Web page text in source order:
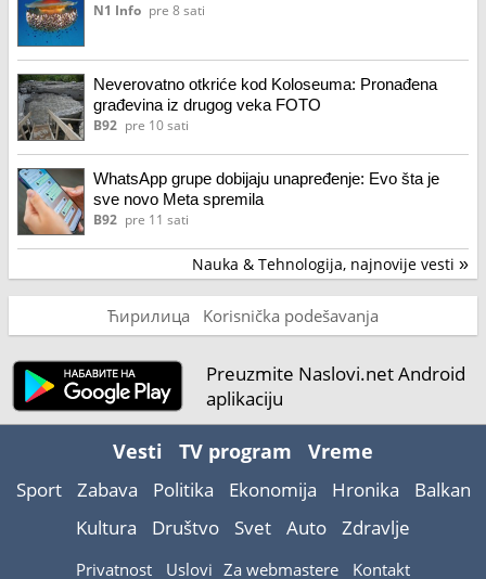
N1 Info pre 8 sati
Neverovatno otkriće kod Koloseuma: Pronađena
građevina iz drugog veka FOTO
B92 pre 10 sati
WhatsApp grupe dobijaju unapređenje: Evo šta je
sve novo Meta spremila
B92 pre 11 sati
Nauka & Tehnologija, najnovije vesti »
Ћирилица Korisnička podešavanja
Preuzmite Naslovi.net Android
aplikaciju
Vesti TV program Vreme
Sport Zabava Politika Ekonomija Hronika
Balkan
Kultura
Društvo Svet Auto Zdravlje
Privatnost Uslovi Za webmastere Kontakt